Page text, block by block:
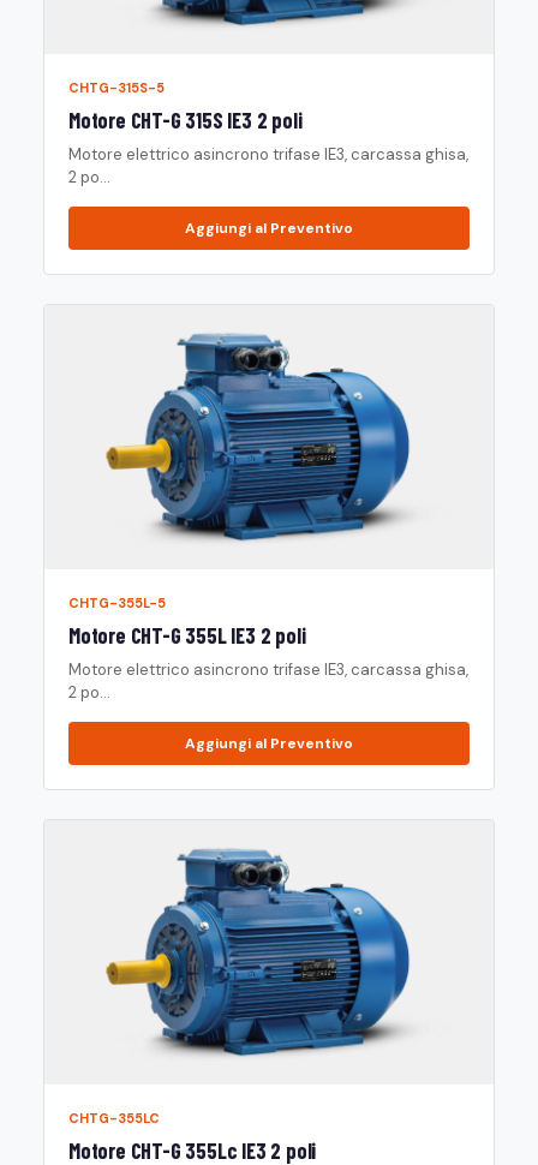
CHTG-315S-5
Motore CHT-G 315S IE3 2 poli
Motore elettrico asincrono trifase IE3, carcassa ghisa,
2 po...
Aggiungi al Preventivo
CHTG-355L-5
Motore CHT-G 355L IE3 2 poli
Motore elettrico asincrono trifase IE3, carcassa ghisa,
2 po...
Aggiungi al Preventivo
CHTG-355LC
Motore CHT-G 355Lc IE3 2 poli